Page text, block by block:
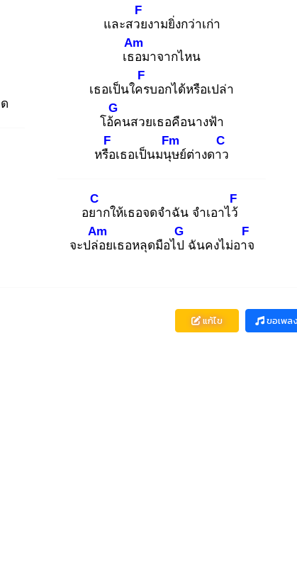
ด
และสวย
F
งามยิ่งกว่าเก่า
เธอ
Am
มาจากไหน
เธอเป็นใคร
F
บอกได้หรือเปล่า
โอ้ค
G
นสวยเธอคือนางฟ้า
หรือ
F
เธอเป็นมนุษ
Fm
ย์ต่างดาว
C
อยา
C
กให้เธอจดจำฉัน จำเอาไว้
F
จะปล่อ
Am
ยเธอหลุดมือไป
G
ฉันคงไม่อาจ
F
แก้ไข ขอเพลง